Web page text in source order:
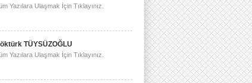
Yazılara Ulaşmak İçin Tıklayınız.
TÜYSÜZOĞLU
Yazılara Ulaşmak İçin Tıklayınız.